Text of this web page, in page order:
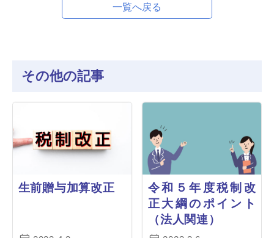
一覧へ戻る
その他の記事
生前贈与加算改正
令和５年度税制改
正大綱のポイント
（法人関連）